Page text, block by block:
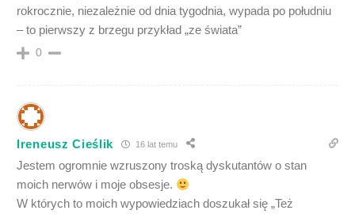
rokrocznie, niezależnie od dnia tygodnia, wypada po południu
– to pierwszy z brzegu przykład „ze świata”
0
Ireneusz Cieślik 16 lat temu
Jestem ogromnie wzruszony troską dyskutantów o stan
moich nerwów i moje obsesje.
W których to moich wypowiedziach doszukał się „Też